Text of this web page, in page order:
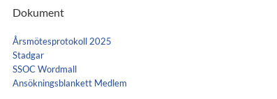
Dokument
Årsmötesprotokoll 2025
Stadgar
SSOC Wordmall
Ansökningsblankett Medlem